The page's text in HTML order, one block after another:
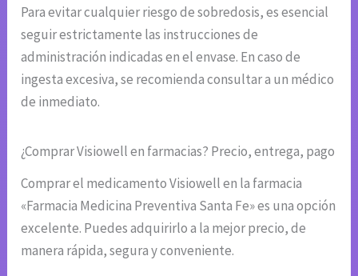
Para evitar cualquier riesgo de sobredosis, es esencial
seguir estrictamente las instrucciones de
administración indicadas en el envase. En caso de
ingesta excesiva, se recomienda consultar a un médico
de inmediato.
¿Comprar Visiowell en farmacias? Precio, entrega, pago
Comprar el medicamento Visiowell en la farmacia
«Farmacia Medicina Preventiva Santa Fe» es una opción
excelente. Puedes adquirirlo a la mejor precio, de
manera rápida, segura y conveniente.